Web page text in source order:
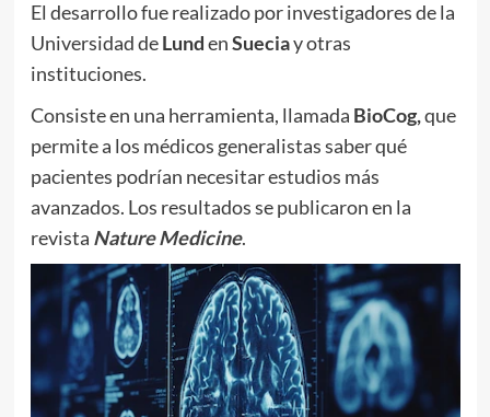
El desarrollo fue realizado por investigadores de la
Universidad deLundenSueciay otras
instituciones.
Consiste en una herramienta, llamada BioCog,que
permite a los médicos generalistas saber qué
pacientes podrían necesitar estudios más
avanzados. Los resultados se publicaron en la
revista Nature Medicine.